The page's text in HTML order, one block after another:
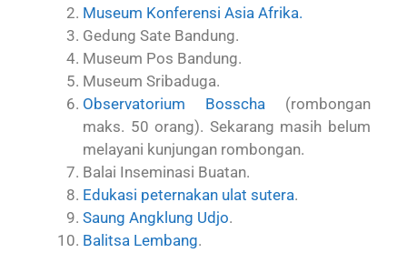
Museum Konferensi Asia Afrika.
Gedung Sate Bandung.
Museum Pos Bandung.
Museum Sribaduga.
Observatorium Bosscha (rombongan
maks. 50 orang). Sekarang masih belum
melayani kunjungan rombongan.
Balai Inseminasi Buatan.
Edukasi peternakan ulat sutera.
Saung Angklung Udjo.
Balitsa Lembang.